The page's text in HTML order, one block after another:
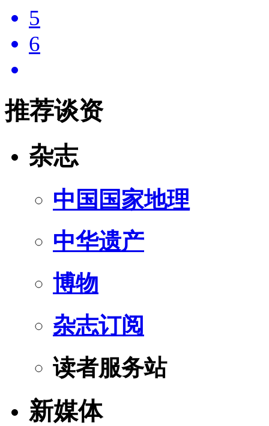
5
6
推荐谈资
杂志
中国国家地理
中华遗产
博物
杂志订阅
读者服务站
新媒体